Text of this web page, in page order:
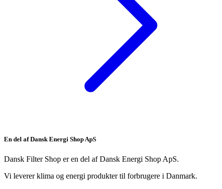
En del af Dansk Energi Shop ApS
Dansk Filter Shop er en del af Dansk Energi Shop ApS.
Vi leverer klima og energi produkter til forbrugere i Danmark.